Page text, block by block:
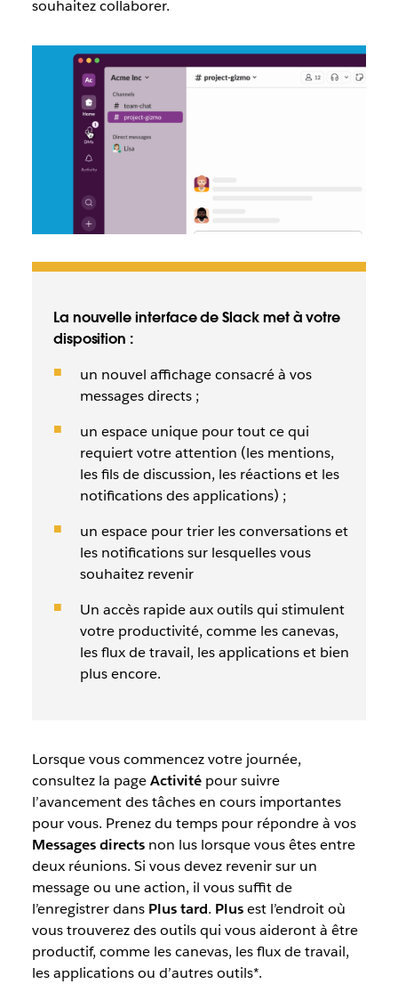
souhaitez collaborer.
La nouvelle interface de Slack met à votre
disposition :
un nouvel affichage consacré à vos
messages directs ;
un espace unique pour tout ce qui
requiert votre attention (les mentions,
les fils de discussion, les réactions et les
notifications des applications) ;
un espace pour trier les conversations et
les notifications sur lesquelles vous
souhaitez revenir
Un accès rapide aux outils qui stimulent
votre productivité, comme les canevas,
les flux de travail, les applications et bien
plus encore.
Lorsque vous commencez votre journée,
consultez la pageActivitépour suivre
l’avancement des tâches en cours importantes
pour vous. Prenez du temps pour répondre à vos
Messages directsnon lus lorsque vous êtes entre
deux réunions. Si vous devez revenir sur un
message ou une action, il vous suffit de
l’enregistrer dans Plus tard. Plusest l’endroit où
vous trouverez des outils qui vous aideront à être
productif, comme les canevas, les flux de travail,
les applications ou d’autres outils*.